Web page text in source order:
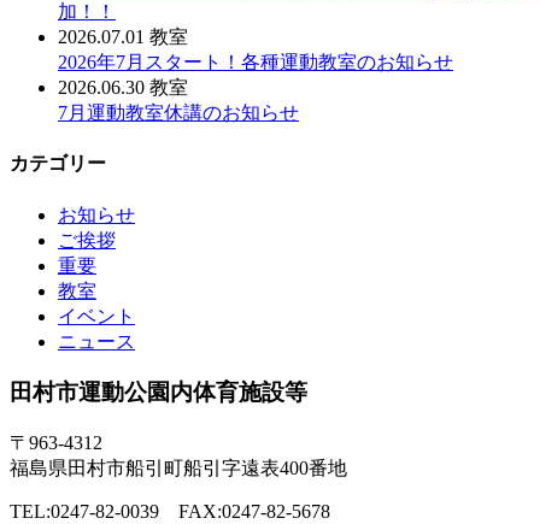
加！！
2026.07.01 教室
2026年7月スタート！各種運動教室のお知らせ
2026.06.30 教室
7月運動教室休講のお知らせ
カテゴリー
お知らせ
ご挨拶
重要
教室
イベント
ニュース
田村市運動公園内体育施設等
〒963-4312
福島県田村市船引町船引字遠表400番地
TEL:0247-82-0039 FAX:0247-82-5678